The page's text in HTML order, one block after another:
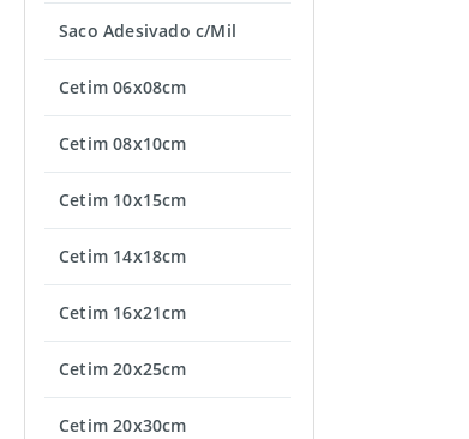
Saco Adesivado c/Mil
Cetim 06x08cm
Cetim 08x10cm
Cetim 10x15cm
Cetim 14x18cm
Cetim 16x21cm
Cetim 20x25cm
Cetim 20x30cm